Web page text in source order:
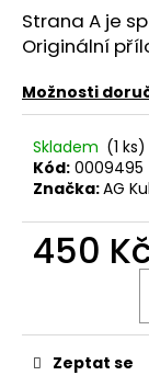
Strana A je
Originální
Možnosti
Skladem (1 ks)
Kód: 0009495
Značka:AG
450
Zeptat se
r
u
č
u
e
m
e
THE
2LP
790